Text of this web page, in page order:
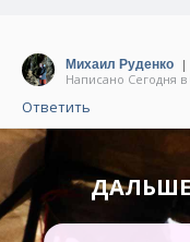
Михаил Руденко |
Написано Сегодня в
Ответить
ДАЛЬШЕ